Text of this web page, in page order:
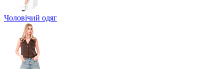
Чоловічий одяг